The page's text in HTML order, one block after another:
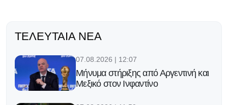
ΤΕΛΕΥΤΑΊΑ ΝΈΑ
07.08.2026 | 12:07
Μήνυμα στήριξης από Αργεντινή και
Μεξικό στον Ινφαντίνο